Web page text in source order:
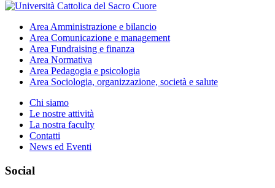
AreaAmministrazione e bilancio
Area Comunicazione e management
Area Fundraising e finanza
Area Normativa
Area Pedagogia e psicologia
Area Sociologia, organizzazione, società e salute
Chi siamo
Le nostre attività
La nostra faculty
Contatti
News ed Eventi
Social